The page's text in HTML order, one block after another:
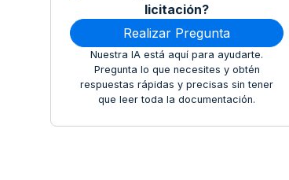
licitación?
Realizar Pregunta
Nuestra IA está aquí para ayudarte.
Pregunta lo que necesites y obtén
respuestas rápidas y precisas sin tener
que leer toda la documentación.